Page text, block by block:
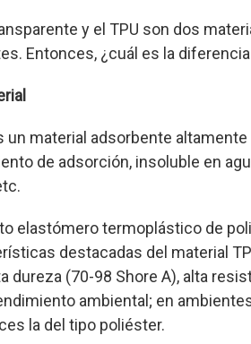
y el TPU son dos
Entonces, ¿cuál es la
un material adsorbente
de adsorción, insoluble en
elastómero termoplástico de
destacadas del material
dureza (70-98 Shore A), alta
ambiental; en
la del tipo poliéster.